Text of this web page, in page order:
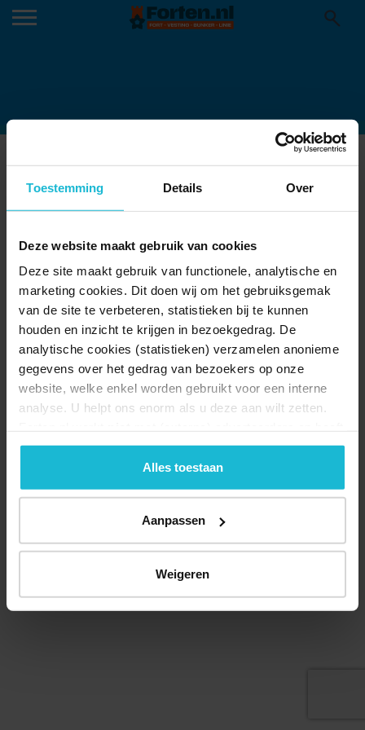
Toestemming Details Over
Deze website maakt gebruik van cookies
Deze site maakt gebruik van functionele, analytische en
marketing cookies. Dit doen wij om het gebruiksgemak
van de site te verbeteren, statistieken bij te kunnen
houden en inzicht te krijgen in bezoekgedrag. De
analytische cookies (statistieken) verzamelen anonieme
gegevens over het gedrag van bezoekers op onze
website, welke enkel worden gebruikt voor een interne
analyse. U helpt ons enorm als u deze aan wilt zetten.
geen commerciële doelstelling. U kunt deze cookies via
de knoppen accepteren, beheren of weigeren.
Alles toestaan
Aanpassen
Weigeren
© 2026 Stichting Forten Nederland
Over ons
Doneer nu Disclaimer
Contact
Forten.nl wordt ondersteund door de